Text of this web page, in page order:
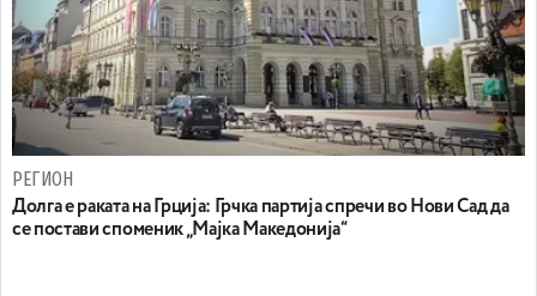
РЕГИОН
Долга е раката на Грција: Грчка партија спречи во Нови Сад да
се постави споменик „Мајка Македонија“